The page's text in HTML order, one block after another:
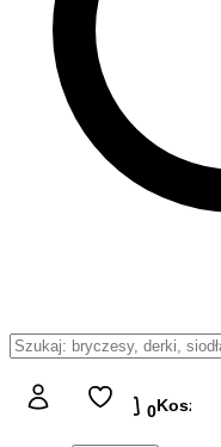
Koszyk 0Koszyk